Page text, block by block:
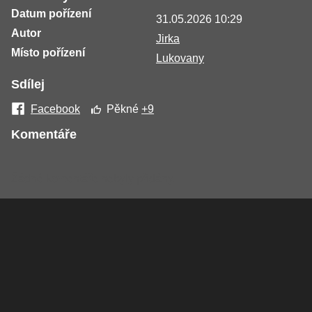
Datum pořízení
31.05.2026 10:29
Autor
Jirka
Místo pořízení
Lukovany
Sdílej
Facebook Pěkné+9
Komentáře